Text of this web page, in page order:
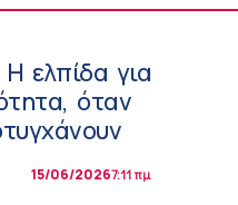
ελπίδα για
όταν
15/06/20267:11 πμ